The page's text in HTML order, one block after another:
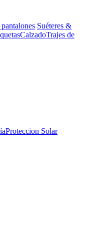
Suéteres &
CalzadoTrajes de
Proteccion Solar